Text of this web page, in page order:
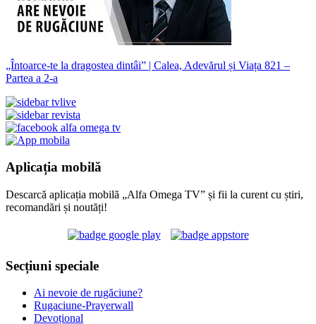
„Întoarce-te la dragostea dintâi” | Calea, Adevărul și Viața 821 –
Partea a 2-a
Aplicația mobilă
Descarcă aplicația mobilă „Alfa Omega TV” și fii la curent cu știri,
recomandări și noutăți!
Secțiuni speciale
Ai nevoie de rugăciune?
Rugaciune-Prayerwall
Devoțional